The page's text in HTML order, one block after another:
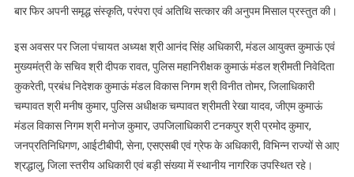
बार फिर अपनी समृद्ध संस्कृति, परंपरा एवं अतिथि सत्कार की अनुपम मिसाल प्रस्तुत की।
इस अवसर पर जिला पंचायत अध्यक्ष श्री आनंद सिंह अधिकारी, मंडल आयुक्त कुमाऊं एवं
मुख्यमंत्री के सचिव श्री दीपक रावत, पुलिस महानिरीक्षक कुमाऊं मंडल श्रीमती निवेदिता
कुकरेती, प्रबंध निदेशक कुमाऊं मंडल विकास निगम श्री विनीत तोमर, जिलाधिकारी
चम्पावत श्री मनीष कुमार, पुलिस अधीक्षक चम्पावत श्रीमती रेखा यादव, जीएम कुमाऊं
मंडल विकास निगम श्री मनोज कुमार, उपजिलाधिकारी टनकपुर श्री प्रमोद कुमार,
जनप्रतिनिधिगण, आईटीबीपी, सेना, एसएसबी एवं ग्रेफ के अधिकारी, विभिन्न राज्यों से आए
श्रद्धालु, जिला स्तरीय अधिकारी एवं बड़ी संख्या में स्थानीय नागरिक उपस्थित रहे।